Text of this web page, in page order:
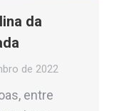
da
de 2022
entre